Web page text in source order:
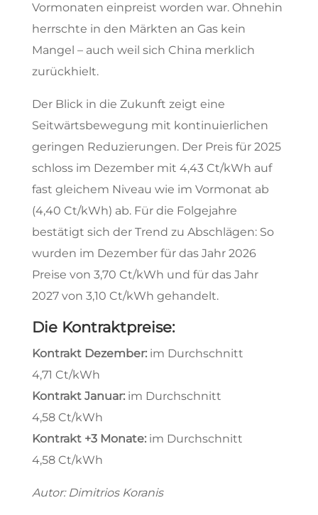
Vormonaten einpreist worden war. Ohnehin
herrschte in den Märkten an Gas kein
Mangel – auch weil sich China merklich
zurückhielt.
Der Blick in die Zukunft zeigt eine
Seitwärtsbewegung mit kontinuierlichen
geringen Reduzierungen. Der Preis für 2025
schloss im Dezember mit 4,43 Ct/kWh auf
fast gleichem Niveau wie im Vormonat ab
(4,40 Ct/kWh) ab. Für die Folgejahre
bestätigt sich der Trend zu Abschlägen: So
wurden im Dezember für das Jahr 2026
Preise von 3,70 Ct/kWh und für das Jahr
2027 von 3,10 Ct/kWh gehandelt.
Die Kontraktpreise:
Kontrakt Dezember:im Durchschnitt
4,71 Ct/kWh
Kontrakt Januar:im Durchschnitt
4,58 Ct/kWh
Kontrakt +3 Monate:im Durchschnitt
4,58 Ct/kWh
Autor: Dimitrios Koranis